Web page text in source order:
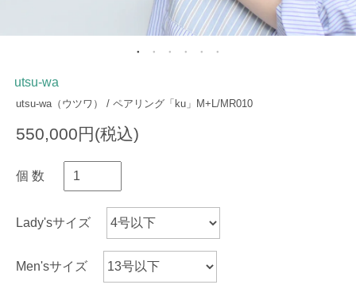
utsu-wa
utsu-wa（ウツワ） / ペアリング「ku」M+L/MR010
550,000円(税込)
個 数
Lady'sサイズ
Men'sサイズ